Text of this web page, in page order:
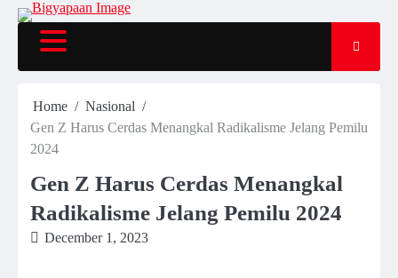
Home
Nasional
Gen Z Harus Cerdas Menangkal Radikalisme Jelang Pemilu
2024
Gen Z Harus Cerdas Menangkal
Radikalisme Jelang Pemilu 2024
December 1, 2023